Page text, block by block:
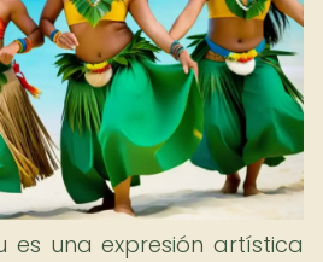
es una expresión artística